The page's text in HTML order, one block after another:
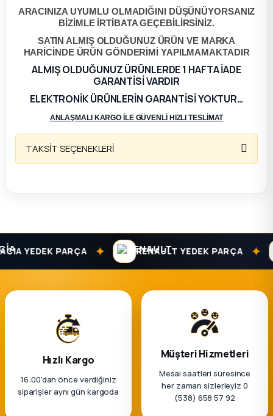
Parça
ARACINIZA UYUMLU OLMADIĞINI DÜŞÜNÜYORSANIZ
BİZİMLE İRTİBATA GEÇEBİLİRSİNİZ.
SATIN ALMIŞ OLDUĞUNUZ ÜRÜN VE MARKA
HARİCİNDE ÜRÜN GÖNDERİMİ YAPILMAMAKTADIR
ALMIŞ OLDUĞUNUZ ÜRÜNLERDE 1 HAFTA İADE
GARANTİSİ VARDIR
ELEKTRONİK ÜRÜNLERİN GARANTİSİ YOKTUR…
ANLAŞMALI KARGO İLE GÜVENLİ HIZLI TESLİMAT
TAKSİT SEÇENEKLERİ
YEDEK PARÇA ✦ RENAULT YEDEK PARÇA ✦
Hızlı Kargo
16:00’dan önce verdiğiniz
siparişler aynı gün kargoda
Müşteri Hizmetleri
Mesai saatleri süresince
her zaman sizlerleyiz 0
(538) 658 57 92